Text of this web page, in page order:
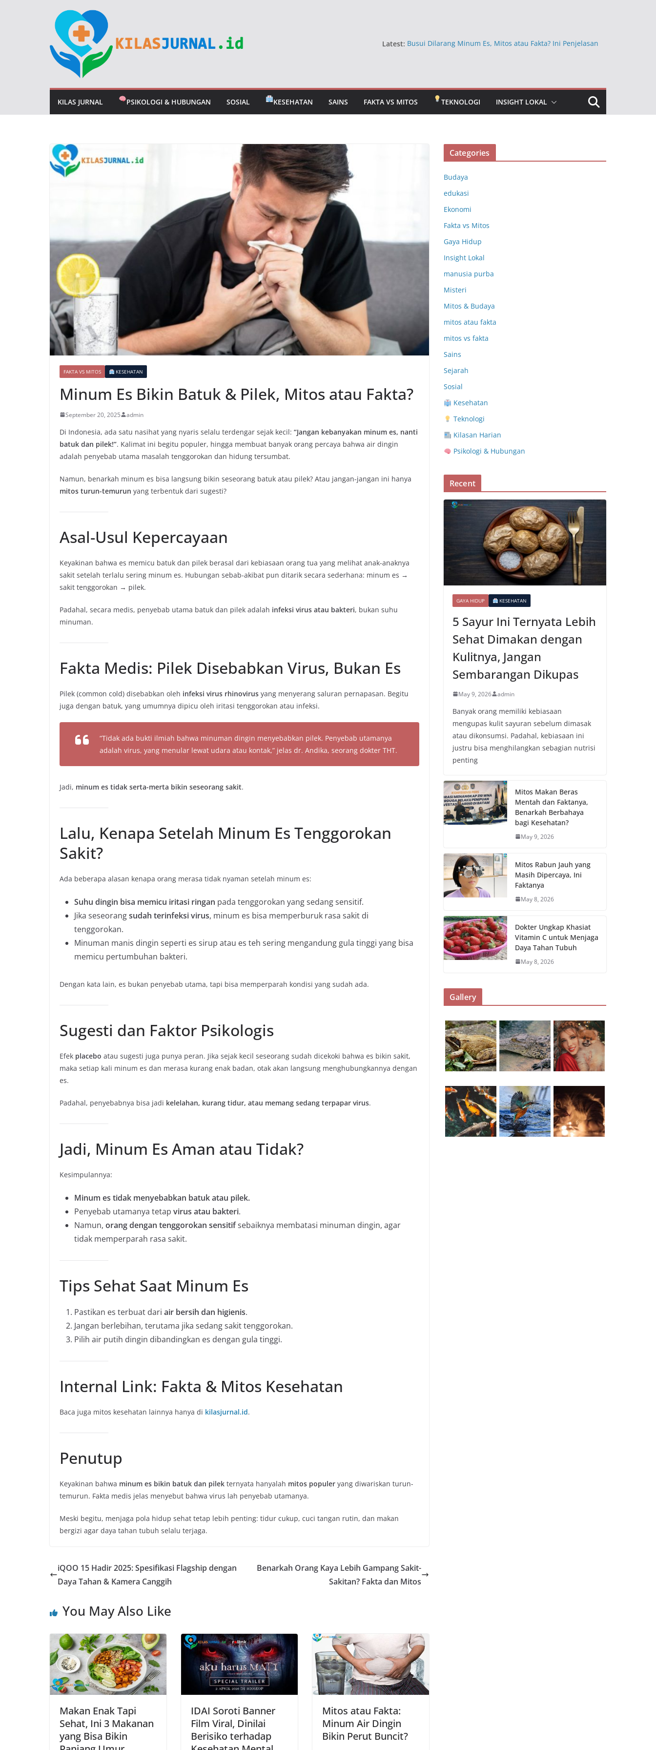
Latest: Busui Dilarang Minum Es, Mitos atau Fakta? Ini Penjelasan
Berbahaya bagi Kesehatan?
Mitos Rabun Jauh yang Masih Dipercaya, Ini Faktanya
Dokter Ungkap Khasiat Vitamin C untuk Menjaga Daya
KILAS JURNAL PSIKOLOGI & HUBUNGAN SOSIAL KESEHATAN SAINS FAKTA VS MITOS TEKNOLOGI INSIGHT LOKAL
FAKTA VS MITOS KESEHATAN
Minum Es Bikin Batuk & Pilek, Mitos atau Fakta?
September 20, 2025 admin
Di Indonesia, ada satu nasihat yang nyaris selalu terdengar sejak kecil: “Jangan kebanyakan minum es, nanti
batuk dan pilek!”. Kalimat ini begitu populer, hingga membuat banyak orang percaya bahwa air dingin
adalah penyebab utama masalah tenggorokan dan hidung tersumbat.
Namun, benarkah minum es bisa langsung bikin seseorang batuk atau pilek? Atau jangan-jangan ini hanya
mitos turun-temurun yang terbentuk dari sugesti?
Asal-Usul Kepercayaan
Keyakinan bahwa es memicu batuk dan pilek berasal dari kebiasaan orang tua yang melihat anak-anaknya
sakit setelah terlalu sering minum es. Hubungan sebab-akibat pun ditarik secara sederhana: minum es →
sakit tenggorokan → pilek.
Padahal, secara medis, penyebab utama batuk dan pilek adalah infeksi virus atau bakteri, bukan suhu
minuman.
Fakta Medis: Pilek Disebabkan Virus, Bukan Es
Pilek (common cold) disebabkan oleh infeksi virus rhinovirus yang menyerang saluran pernapasan. Begitu
juga dengan batuk, yang umumnya dipicu oleh iritasi tenggorokan atau infeksi.
“Tidak ada bukti ilmiah bahwa minuman dingin menyebabkan pilek. Penyebab utamanya
adalah virus, yang menular lewat udara atau kontak,” jelas dr. Andika, seorang dokter THT.
Jadi, minum es tidak serta-merta bikin seseorang sakit.
Lalu, Kenapa Setelah Minum Es Tenggorokan
Sakit?
Ada beberapa alasan kenapa orang merasa tidak nyaman setelah minum es:
Suhu dingin bisa memicu iritasi ringan pada tenggorokan yang sedang sensitif.
Jika seseorangsudah terinfeksi virus, minum es bisa memperburuk rasa sakit di
tenggorokan.
Minuman manis dingin seperti es sirup atau es teh sering mengandung gula tinggi yang bisa
memicu pertumbuhan bakteri.
Dengan kata lain, es bukan penyebab utama, tapi bisa memperparah kondisi yang sudah ada.
Sugesti dan Faktor Psikologis
Efek placebo atau sugesti juga punya peran. Jika sejak kecil seseorang sudah dicekoki bahwa es bikin sakit,
maka setiap kali minum es dan merasa kurang enak badan, otak akan langsung menghubungkannya dengan
es.
Padahal, penyebabnya bisa jadi kelelahan, kurang tidur, atau memang sedang terpapar virus.
Jadi, Minum Es Aman atau Tidak?
Kesimpulannya:
Minum es tidak menyebabkan batuk atau pilek.
Penyebab utamanya tetap virus atau bakteri.
Namun, orang dengan tenggorokan sensitifsebaiknya membatasi minuman dingin, agar
tidak memperparah rasa sakit.
Tips Sehat Saat Minum Es
Pastikan es terbuat dari air bersih dan higienis.
Jangan berlebihan, terutama jika sedang sakit tenggorokan.
Pilih air putih dingin dibandingkan es dengan gula tinggi.
Internal Link: Fakta & Mitos Kesehatan
Baca juga mitos kesehatan lainnya hanya di kilasjurnal.id.
Penutup
Keyakinan bahwa minum es bikin batuk dan pilek ternyata hanyalah mitos populer yang diwariskan turun-
temurun. Fakta medis jelas menyebut bahwa virus lah penyebab utamanya.
Meski begitu, menjaga pola hidup sehat tetap lebih penting: tidur cukup, cuci tangan rutin, dan makan
bergizi agar daya tahan tubuh selalu terjaga.
iQOO 15 Hadir 2025: Spesifikasi Flagship dengan
Daya Tahan & Kamera Canggih
Benarkah Orang Kaya Lebih Gampang Sakit-
Sakitan? Fakta dan Mitos
You May Also Like
Makan Enak Tapi
Sehat, Ini 3 Makanan
yang Bisa Bikin
IDAI Soroti Banner
Film Viral, Dinilai
Berisiko terhadap
Mitos atau Fakta:
Minum Air Dingin
Bikin Perut Buncit?
Categories
Budaya
edukasi
Ekonomi
Fakta vs Mitos
Gaya Hidup
Insight Lokal
manusia purba
Misteri
Mitos & Budaya
mitos atau fakta
mitos vs fakta
Sains
Sejarah
Sosial
Kesehatan
Teknologi
Kilasan Harian
Psikologi & Hubungan
Recent
GAYA HIDUP KESEHATAN
5 Sayur Ini Ternyata Lebih
Sehat Dimakan dengan
Kulitnya, Jangan
Sembarangan Dikupas
May 9, 2026 admin
Banyak orang memiliki kebiasaan
mengupas kulit sayuran sebelum dimasak
atau dikonsumsi. Padahal, kebiasaan ini
justru bisa menghilangkan sebagian nutrisi
penting
Mitos Makan Beras
Mentah dan Faktanya,
Benarkah Berbahaya
bagi Kesehatan?
May 9, 2026
Mitos Rabun Jauh yang
Masih Dipercaya, Ini
Faktanya
May 8, 2026
Dokter Ungkap Khasiat
Vitamin C untuk Menjaga
Daya Tahan Tubuh
May 8, 2026
Gallery